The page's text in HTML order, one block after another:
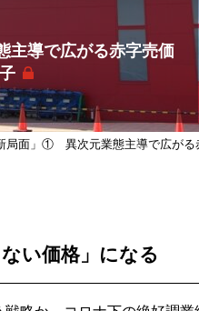
導で広がる赤字売価
局面」① 異次元業態主導で広がる
い価格」になる